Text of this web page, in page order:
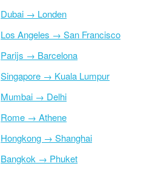
Dubai → Londen
Los Angeles → San Francisco
Parijs → Barcelona
Singapore → Kuala Lumpur
Mumbai → Delhi
Rome → Athene
Hongkong → Shanghai
Bangkok → Phuket